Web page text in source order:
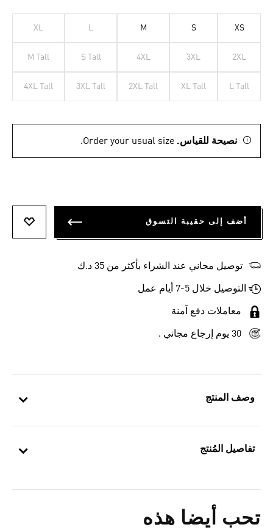
وصف المنتج
تفاصيل المُنتج
تحب أيضا هذه
XS
S
M
L
XL
2XL
3XL
4XL
S Tall
M Tall
L Tall
XL Tall
2XL Tall
3XL Tall
4XL Tall
نصيحة للقياس. Order your usual size.
أضف إلى حقيبة التسوق
توصيل مجاني عند الشراء بأكثر من 35 د.ك
التوصيل خلال 5-7 أيام عمل
معاملات دفع آمنة